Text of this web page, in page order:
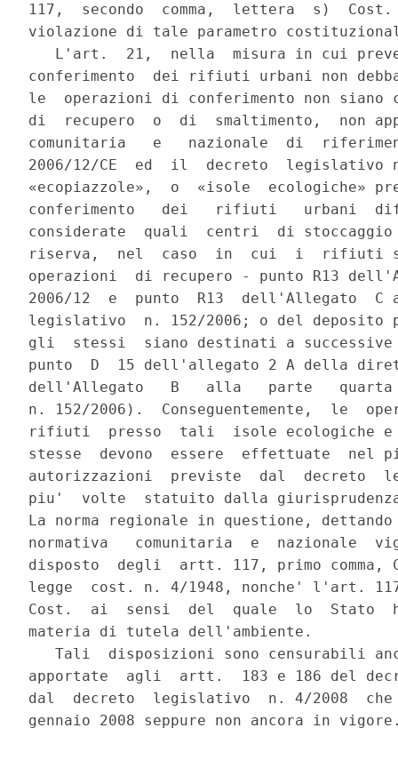
117,  secondo  comma,  lettera  s)
violazione di tale parametro
L'art.  21,  nella  misura in cui
conferimento  dei rifiuti urbani non
le  operazioni di conferimento non siano
di  recupero  o  di  smaltimento,  non
comunitaria   e   nazionale  di
2006/12/CE  ed  il  decreto  legislativo
«ecopiazzole»,  o  «isole  ecologiche»
conferimento   dei   rifiuti   urbani
considerate  quali  centri  di stoccaggio
riserva,  nel  caso  in  cui  i  rifiuti
operazioni  di recupero - punto R13
2006/12  e  punto  R13  dell'Allegato
legislativo  n. 152/2006; o del deposito
gli  stessi  siano destinati a successive
punto  D  15 dell'allegato 2 A della
dell'Allegato   B   alla   parte
n. 152/2006).  Conseguentemente,  le
rifiuti  presso  tali  isole ecologiche e
stesse  devono  essere  effettuate  nel
autorizzazioni  previste  dal  decreto
piu'  volte  statuito dalla
La norma regionale in questione,
normativa   comunitaria  e  nazionale
disposto  degli  artt. 117, primo comma,
legge  cost. n. 4/1948, nonche' l'art.
Cost.  ai  sensi  del  quale  lo  Stato
materia di tutela dell'ambiente.
Tali  disposizioni sono censurabili
apportate  agli  artt.  183 e 186 del
dal  decreto  legislativo  n. 4/2008